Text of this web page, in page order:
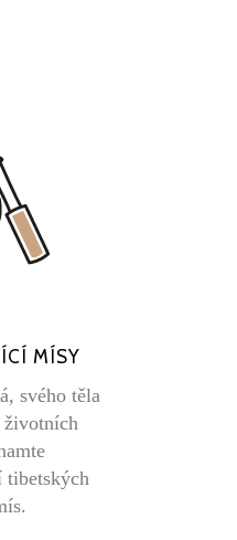
MÍSY
svého těla
životních
tibetských